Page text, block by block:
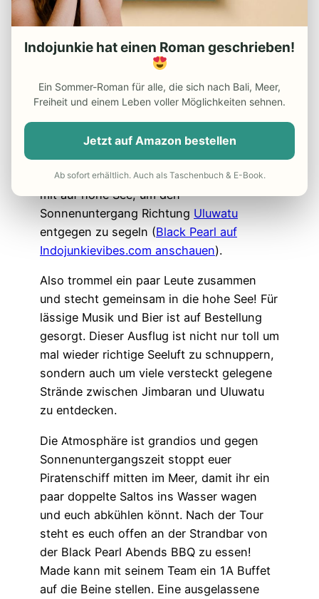
Jimbaran Bali Tipp 4 –
Mache eine
Bootstour mit der Black PearlJimbaran
Nahe des Fischmarktes in Kelan(oder im
Slang auch K-Land), liegt der Ankerplatz
der Black Pearl versteckt! Das Piraten-
Team von Made, dem Organisator, nimmt
dich und deine Freunde gegen Nachmittag
(oder alternativ vormittags von 9-12 Uhr)
mit auf hohe See, um den
Sonnenuntergang Richtung Uluwatu
entgegen zu segeln (Black Pearl auf
Indojunkievibes.com anschauen).
Also trommel ein paar Leute zusammen
und stecht gemeinsam in die hohe See! Für
lässige Musik und Bier ist auf Bestellung
gesorgt. Dieser Ausflug ist nicht nur toll um
mal wieder richtige Seeluft zu schnuppern,
sondern auch um viele versteckt gelegene
Strände zwischen Jimbaran und Uluwatu
zu entdecken.
Die Atmosphäre ist grandios und gegen
Sonnenuntergangszeit stoppt euer
Piratenschiff mitten im Meer, damit ihr ein
paar doppelte Saltos ins Wasser wagen
und euch abkühlen könnt. Nach der Tour
steht es euch offen an der Strandbar von
der Black Pearl Abends BBQ zu essen!
Made kann mit seinem Team ein 1A Buffet
auf die Beine stellen. Eine ausgelassene
Indojunkie hat einen Roman geschrieben!
Ein Sommer-Roman für alle, die sich nach Bali, Meer,
Freiheit und einem Leben voller Möglichkeiten sehnen.
Jetzt auf Amazon bestellen
Ab sofort erhältlich. Auch als Taschenbuch & E-Book.